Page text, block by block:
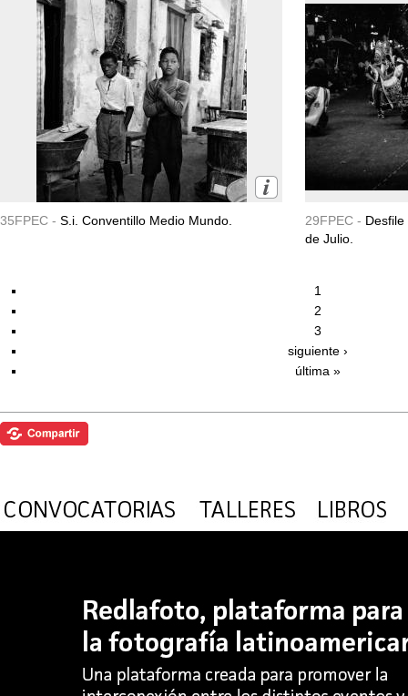
35FPEC - S.i. Conventillo Medio Mundo. 29FPEC -
de Julio.
1
2
3
siguiente ›
última »